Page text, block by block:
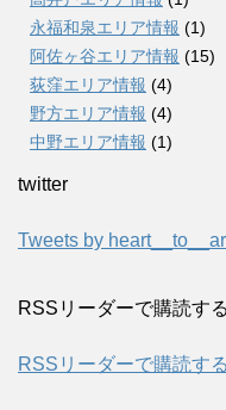
永福和泉エリア情報 (1)
阿佐ヶ谷エリア情報 (15)
荻窪エリア情報 (4)
野方エリア情報 (4)
中野エリア情報 (1)
twitter
Tweets by
RSSリーダーで購読する
RSSリーダーで購読する